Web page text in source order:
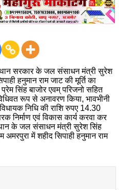
सरकार के जल संसाधन मंत्री सुरेश
हनुमान राम जाट की मूर्ति का
सिंह बाजोर एवम् परिजनो सहित
रूप से अनावरण किया, भावभीनी
निधि की राशि रुपए 14.30
निर्माण एवं विकास कार्य करवा कर
के जल संसाधन मंत्री सुरेश सिंह
में शहीद सिपाही हनुमान राम